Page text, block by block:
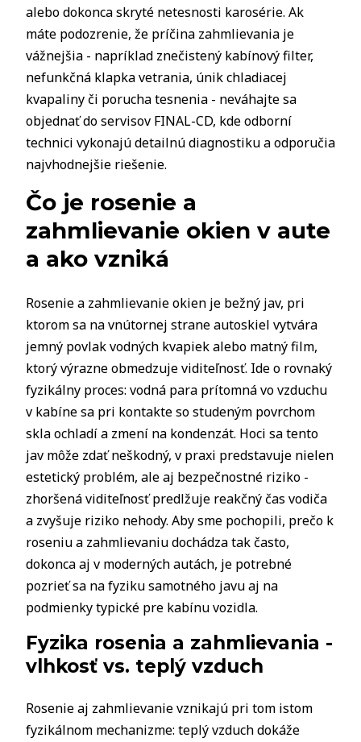
alebo dokonca skryté netesnosti karosérie. Ak
máte podozrenie, že príčina zahmlievania je
vážnejšia - napríklad znečistený kabínový filter,
nefunkčná klapka vetrania, únik chladiacej
kvapaliny či porucha tesnenia - neváhajte sa
objednať do servisov FINAL-CD, kde odborní
technici vykonajú detailnú diagnostiku a odporučia
najvhodnejšie riešenie.
Čo je rosenie a
zahmlievanie okien v aute
a ako vzniká
Rosenie a zahmlievanie okien je bežný jav, pri
ktorom sa na vnútornej strane autoskiel vytvára
jemný povlak vodných kvapiek alebo matný film,
ktorý výrazne obmedzuje viditeľnosť. Ide o rovnaký
fyzikálny proces: vodná para prítomná vo vzduchu
v kabíne sa pri kontakte so studeným povrchom
skla ochladí a zmení na kondenzát. Hoci sa tento
jav môže zdať neškodný, v praxi predstavuje nielen
estetický problém, ale aj bezpečnostné riziko -
zhoršená viditeľnosť predlžuje reakčný čas vodiča
a zvyšuje riziko nehody. Aby sme pochopili, prečo k
roseniu a zahmlievaniu dochádza tak často,
dokonca aj v moderných autách, je potrebné
pozrieť sa na fyziku samotného javu aj na
podmienky typické pre kabínu vozidla.
Fyzika rosenia a zahmlievania -
vlhkosť vs. teplý vzduch
Rosenie aj zahmlievanie vznikajú pri tom istom
fyzikálnom mechanizme: teplý vzduch dokáže